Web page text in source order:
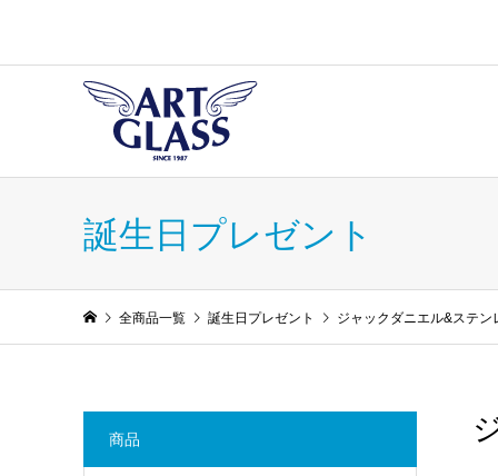
誕生日プレゼント
全商品一覧 誕生日プレゼント ジャックダニエル&ステン
商品